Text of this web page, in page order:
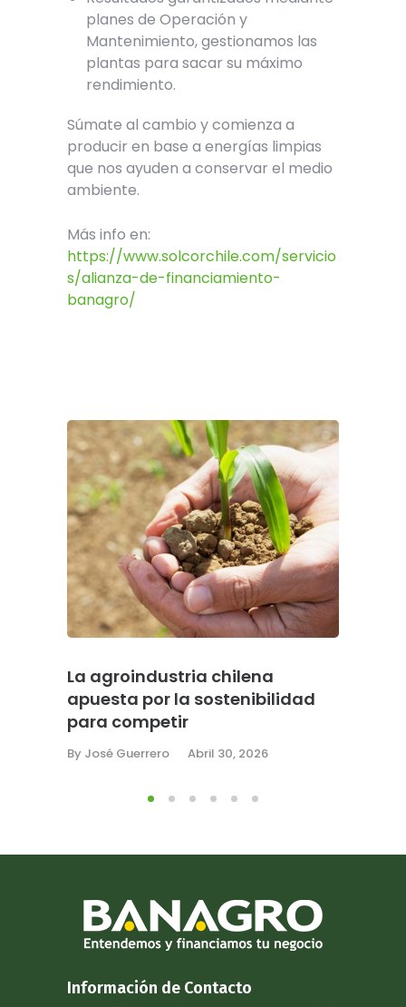
planes de Operación y
Mantenimiento, gestionamos las
plantas para sacar su máximo
rendimiento.
Súmate al cambio y comienza a
producir en base a energías limpias
que nos ayuden a conservar el medio
ambiente.
Más info en:
https://www.solcorchile.com/servicio
s/alianza-de-financiamiento-
banagro/
La agroindustria chilena
apuesta por la sostenibilidad
para competir
By José Guerrero Abril 30, 2026
Información de Contacto